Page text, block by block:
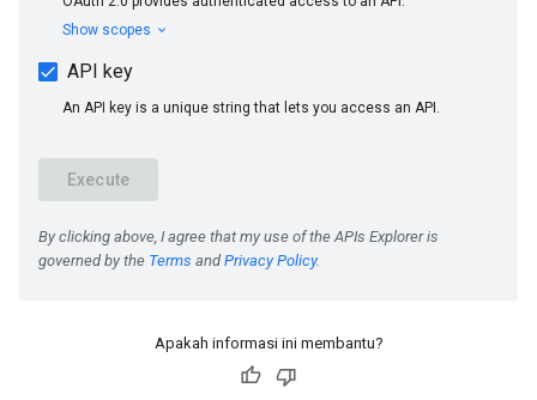
Apakah informasi ini membantu?